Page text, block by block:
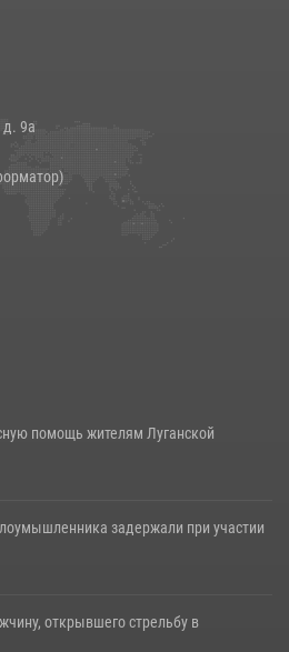
(видео)
конференция по обобщению
д. 9а
помощь жителям Луганской
задержали при участии
открывшего стрельбу в